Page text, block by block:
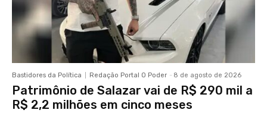
Bastidores da Política Redação Portal O Poder - 8 de agosto de 2026
Patrimônio de Salazar vai de R$ 290 mil a
R$ 2,2 milhões em cinco meses